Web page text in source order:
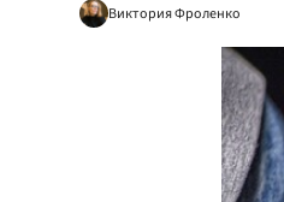
Виктория Фроленко